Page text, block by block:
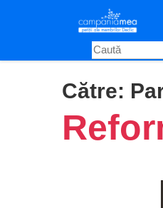
content
Către: